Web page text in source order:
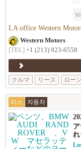
LA office Western
Western Motors
[TEL] +1 (213) 923-6558
クルマ
リース ローン
리스 자동차
れ